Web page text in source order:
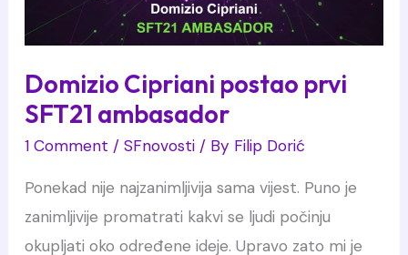
Domizio Cipriani postao prvi
SFT21 ambasador
1 Comment / SFnovosti/ By Filip Dorić
Ponekad nije najzanimljivija sama vijest. Puno je
zanimljivije promatrati kakvi se ljudi počinju
okupljati oko određene ideje. Upravo zato mi je